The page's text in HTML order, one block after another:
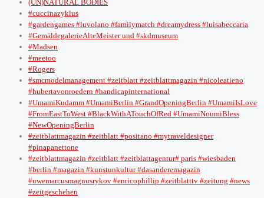
(UN)NATURAL BODIES
#cuccinazyklus
#gardengames #luvolano #familymatch #dreamydress #luisabeccaria
#GemäldegalerieAlteMeister und #skdmuseum
#Madsen
#meetoo
#Rogers
#smcmodelmanagement #zeitblatt #zeitblattmagazin #nicoleatieno
#hubertavonroedern #handicapinternational
#UmamiKudamm #UmamiBerlin #GrandOpeningBerlin #UmamiIsLove
#FromEastToWest #BlackWithATouchOfRed #UmamiNoumiBless
#NewOpeningBerlin
#zeitblattmagazin #zeitblatt #positano #mytraveldesigner
#pinapanettone
#zeitblattmagazin #zeitblatt #zeitblattagentur# paris #wiesbaden
#berlin #magazin #kunstunkultur #dasanderemagazin
#uwemarcusmagnusrykov #enricophillip #zeitblatttv #zeitung #news
#zeitgeschehen